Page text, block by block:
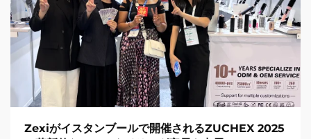
Zexiがイスタンブールで開催されるZUCHEX 2025